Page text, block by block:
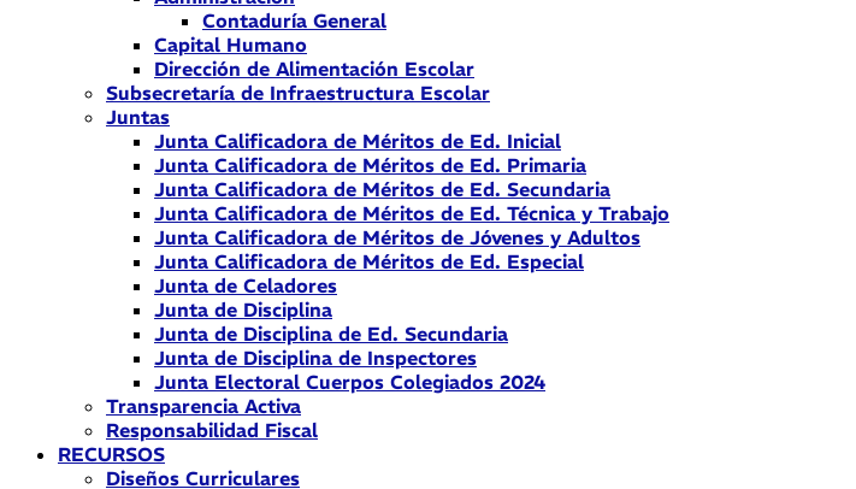
Contaduría General
Capital Humano
Dirección de Alimentación Escolar
Subsecretaría de Infraestructura Escolar
Juntas
Junta Calificadora de Méritos de Ed. Inicial
Junta Calificadora de Méritos de Ed. Primaria
Junta Calificadora de Méritos de Ed. Secundaria
Junta Calificadora de Méritos de Ed. Técnica y Trabajo
Junta Calificadora de Méritos de Jóvenes y Adultos
Junta Calificadora de Méritos de Ed. Especial
Junta de Celadores
Junta de Disciplina
Junta de Disciplina de Ed. Secundaria
Junta de Disciplina de Inspectores
Junta Electoral Cuerpos Colegiados 2024
Transparencia Activa
Responsabilidad Fiscal
RECURSOS
Diseños Curriculares